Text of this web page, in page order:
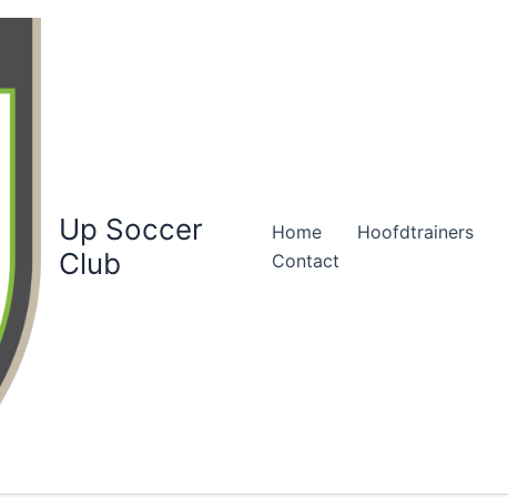
Up Soccer
Club
Home Hoofdtrainers
Contact